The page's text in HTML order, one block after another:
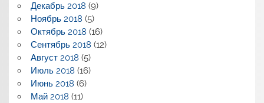
Декабрь 2018 (9)
Ноябрь 2018 (5)
Октябрь 2018 (16)
Сентябрь 2018 (12)
Август 2018 (5)
Июль 2018 (16)
Июнь 2018 (6)
Май 2018 (11)